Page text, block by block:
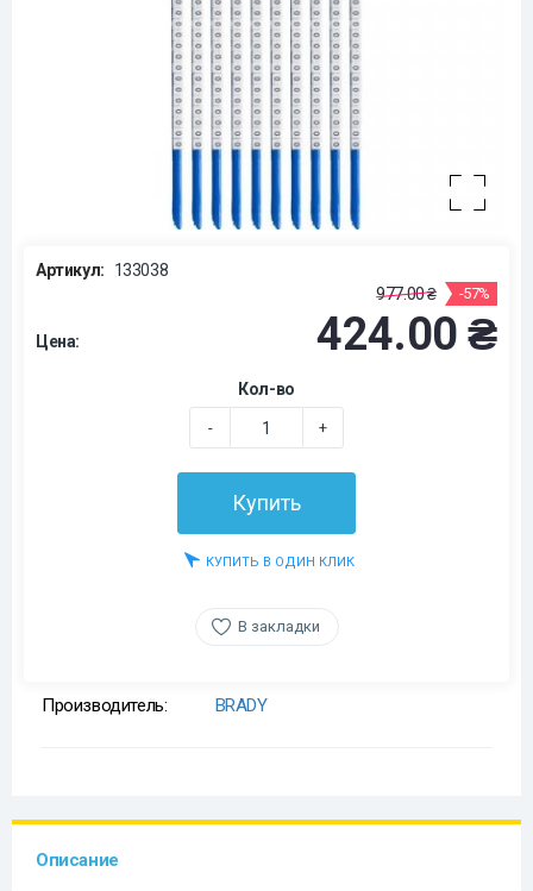
Артикул: 133038
Цена:
977.00 ₴ -57%
424.00 ₴
Кол-во
- +
Купить
КУПИТЬ В ОДИН КЛИК
В закладки
Производитель: BRADY
Описание